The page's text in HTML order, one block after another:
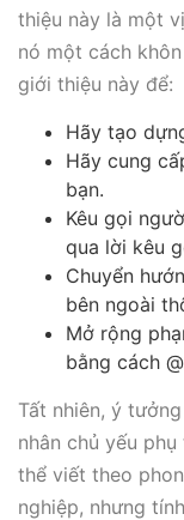
thiệu này là một
nó một cách
giới thiệu này để:
Hãy tạo
Hãy cung
bạn.
Kêu gọi
qua lời kêu
Chuyển
bên ngoài
Mở rộng
bằng cách
Tất nhiên, ý
nhân chủ yếu
thể viết theo
nghiệp, nhưng